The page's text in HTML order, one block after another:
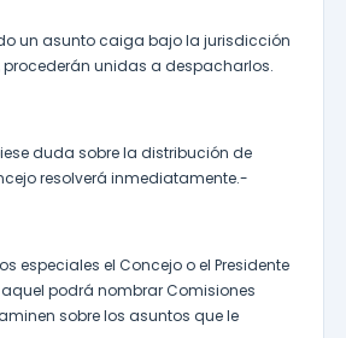
un asunto caiga bajo la jurisdicción
procederán unidas a despacharlos.
duda sobre la distribución de
resolverá inmediatamente.-
especiales el Concejo o el Presidente
podrá nombrar Comisiones
sobre los asuntos que le